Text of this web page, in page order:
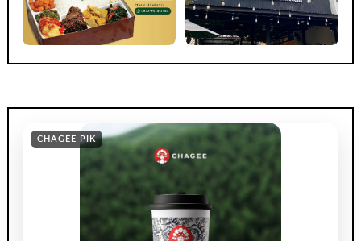
CHAGEE PIK